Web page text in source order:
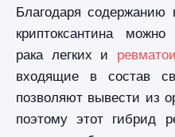
Благодаря содержанию
криптоксантина
рака легких и
входящие в состав
позволяют вывести из
поэтому этот гибрид